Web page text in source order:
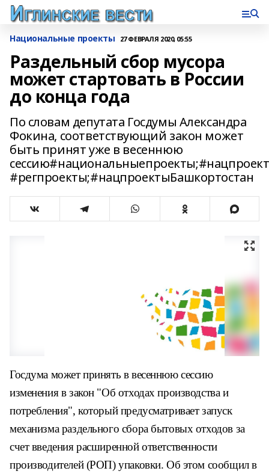
Национальные проекты 27 ФЕВРАЛЯ 2020, 05:55
Раздельный сбор мусора
может стартовать в России
до конца года
По словам депутата Госдумы Александра
Фокина, соответствующий закон может
быть принят уже в весеннюю
#регпроекты;#нацпроектыБашкортостан
Госдума может принять в весеннюю сессию
изменения в закон "Об отходах производства и
потребления", который предусматривает запуск
механизма раздельного сбора бытовых отходов за
счет введения расширенной ответственности
производителей (РОП) упаковки. Об этом сообщил в